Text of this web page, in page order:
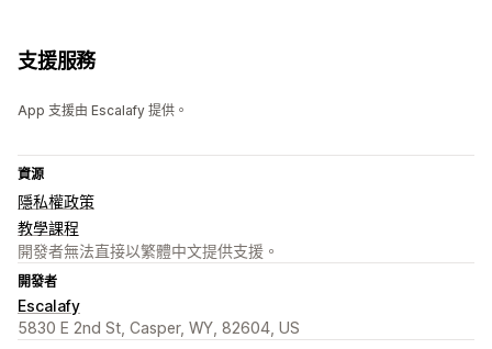
支援服務
App 支援由 Escalafy 提供。
資源
隱私權政策
教學課程
開發者無法直接以繁體中文提供支援。
開發者
Escalafy
5830 E 2nd St, Casper, WY, 82604, US